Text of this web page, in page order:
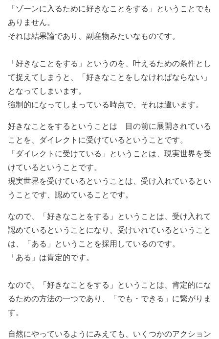
「ゾーンに入るために好きなことをする」ということでも
ありません。
それは結果論であり、副産物みたいなものです。
「好きなことをする」というのを、叶えるための条件とし
て捉えてしまうと、「好きなことをしなければならない」
となってしまいます。
強制的になってしまっている時点で、それは違います。
好きなことをするということは 目の前に展開されている
ことを、ダイレクトに受けているということです。
「ダイレクトに受けている」ということは、現実世界を受
けているということです。
現実世界を受けているということは、受け入れているとい
うことです、認めていることです。
なので、「好きなことをする」ということは、受け入れて
認めているということになり、受けいれているということ
は、「ある」ということを採用しているのです。
「ある」は肯定的です。
なので、「好きなことをする」ということは、肯定的にな
るための方法の一つであり、「でも・できる」に繋がりま
す。
自然にやっているようにみえても、いくつかのアクション